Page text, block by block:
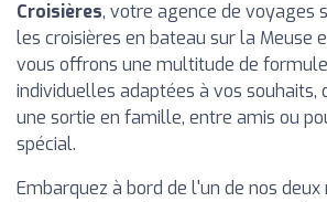
Croisières, votre agence de voyages
les croisières en bateau sur la Meuse
vous offrons une multitude de
individuelles adaptées à vos souhaits,
une sortie en famille, entre amis ou
spécial.
Embarquez à bord de l'un de nos